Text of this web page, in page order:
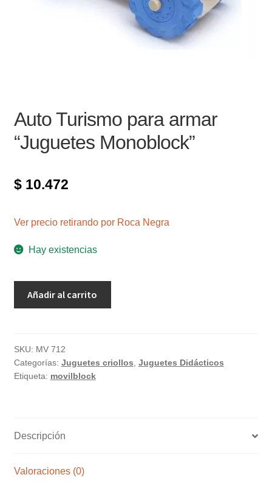
Auto Turismo para armar
“Juguetes Monoblock”
$10.472
Ver precio retirando por Roca Negra
Hay existencias
"Juguetes
Monoblock"
cantidad
Añadir al carrito
SKU: MV 712
Categorías: Juguetes criollos, Juguetes Didácticos
Etiqueta: movilblock
Descripción
Valoraciones (0)